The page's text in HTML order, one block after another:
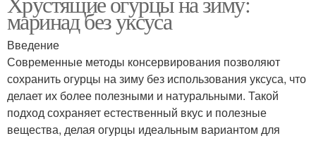
маринад без уксуса
Введение
Современные методы консервирования позволяют
сохранить огурцы на зиму без использования уксуса, что
делает их более полезными и натуральными. Такой
подход сохраняет естественный вкус и полезные
вещества, делая огурцы идеальным вариантом для